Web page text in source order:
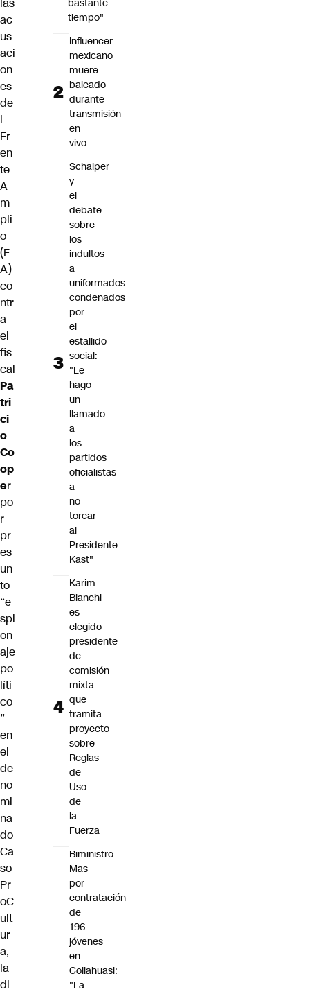
ac
us
aci
on
es
de
l
Fr
en
te
A
m
pli
o
(F
A)
co
ntr
a
el
fis
cal
Pa
tri
ci
o
Co
op
er
po
r
pr
es
un
to
“e
spi
on
aje
po
líti
co
”
en
el
de
no
mi
na
do
Ca
so
Pr
oC
ult
ur
a,
la
di
bastante
tiempo"
Influencer
mexicano
muere
baleado
durante
transmisión
en
vivo
Schalper
y
el
debate
sobre
los
indultos
a
uniformados
condenados
por
el
estallido
social:
"Le
hago
un
llamado
a
los
partidos
oficialistas
a
no
torear
al
Presidente
Kast"
Karim
Bianchi
es
elegido
presidente
de
comisión
mixta
que
tramita
proyecto
sobre
Reglas
de
Uso
de
la
Fuerza
Biministro
Mas
por
contratación
de
196
jóvenes
en
Collahuasi:
"La